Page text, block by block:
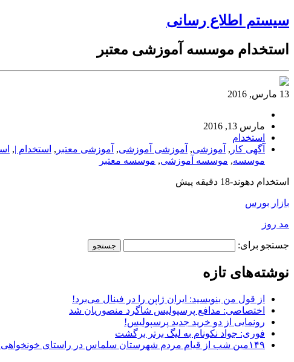
سیستم اطلاع رسانی
استخدام موسسه آموزشی معتبر
13 مارس, 2016
مارس 13, 2016
استخدام
آگهی کار , آموزشی, آموزشی آموزشی, آموزشی معتبر , استخدام |,
موسسه, موسسه آموزشی, موسسه معتبر
استخدام دهوند-18 دقیقه پیش
بازار بورس
مد روز
جستجو برای:
نوشته‌های تازه
از قول من بنویسید: ایران ژاپن را در فینال می‌برد!
اختصاصی: مدافع پرسپولیس شاگرد منصوریان شد
رونمایی از دو خرید جدید پرسپولیس!
فوری: جواد نکونام به لیگ برتر برگشت
۱۴۹مین شب از قیام مردم شهرستان سلماس در راستای خونخواهی رهبر شهید + تصاویر